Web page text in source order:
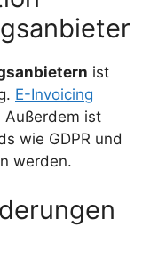
ist
E-Invoicing
Außerdem ist
wie GDPR und
werden.